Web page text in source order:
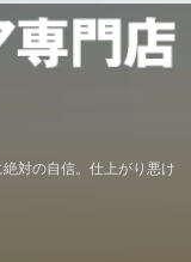
対の自信。仕上がり悪け